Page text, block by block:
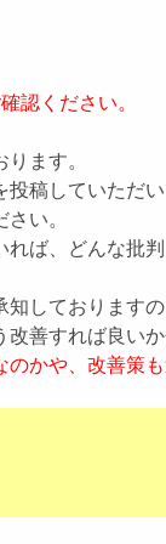
認ください。
ます。
投稿していただ
い。
ば、どんな批
しております
善すれば良い
かや、改善策